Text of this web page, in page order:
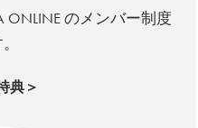
ONLINE のメンバー制度
典＞